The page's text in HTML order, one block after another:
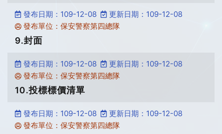
發布日期：109-12-08
更新日期：109-12-08
發布單位：保安警察第四總隊
9.封面
發布日期：109-12-08
更新日期：109-12-08
發布單位：保安警察第四總隊
10.投標標價清單
發布日期：109-12-08
更新日期：109-12-08
發布單位：保安警察第四總隊